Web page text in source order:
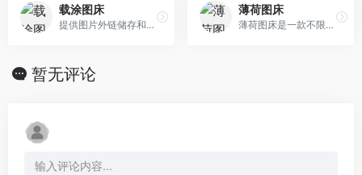
载涂图床
提供图片外链储存和高速CDN图片加载,以及图片管理系统.更好的管理您的图片内容,单张图片支持10MB上传,支持批量上传
薄荷图床
薄荷图床是一款不限流量的图床软件，支持批量上传，不仅仅是图片，您还可以上传文档，PDF，表格，音视频，压缩包等数百种格式。不限流量，不限上传次数，全球CDN 加速，累计外链次数已经超过了四亿次。薄荷图床是最好用的图床软件。
暂无评论